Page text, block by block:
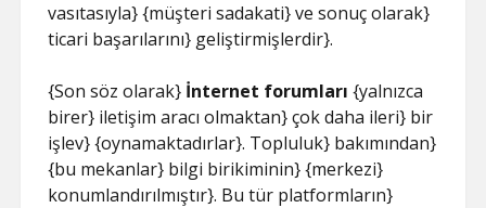
vasıtasıyla} {müşteri sadakati} ve sonuç olarak}
ticari başarılarını} geliştirmişlerdir}.
{Son söz olarak} İnternet forumları {yalnızca
birer} iletişim aracı olmaktan} çok daha ileri} bir
işlev} {oynamaktadırlar}. Topluluk} bakımından}
{bu mekanlar} bilgi birikiminin} {merkezi}
konumlandırılmıştır}. Bu tür platformların}